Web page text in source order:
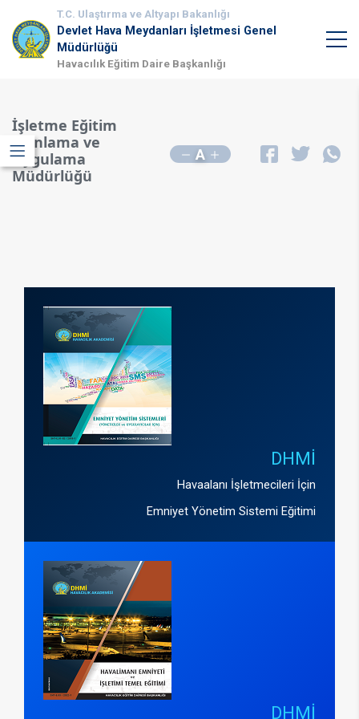
T.C. Ulaştırma ve Altyapı Bakanlığı
Devlet Hava Meydanları İşletmesi Genel
Müdürlüğü
Havacılık Eğitim Daire Başkanlığı
İşletme Eğitim
Planlama ve
Uygulama
Müdürlüğü
A
DHMİ
Havaalanı İşletmecileri İçin
Emniyet Yönetim Sistemi Eğitimi
DHMİ